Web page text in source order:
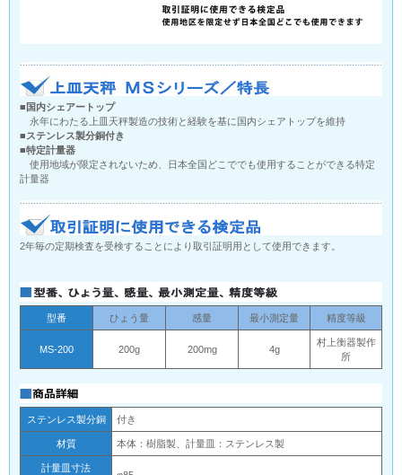
■国内シェアートップ
永年にわたる上皿天秤製造の技術と経験を基に国内シェアトップを維持
■ステンレス製分銅付き
■特定計量器
使用地域が限定されないため、日本全国どこででも使用することができる特定
計量器
2年毎の定期検査を受検することにより取引証明用として使用できます。
型番 ひょう量 感量 最小測定量 精度等級
MS-200 200g 200mg 4g
村上衡器製作
所
ステンレス製分銅 付き
材質 本体：樹脂製、計量皿：ステンレス製
計量皿寸法